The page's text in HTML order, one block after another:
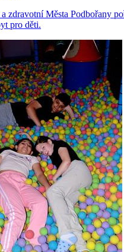
zdravotní Města Podbořany
pro děti.